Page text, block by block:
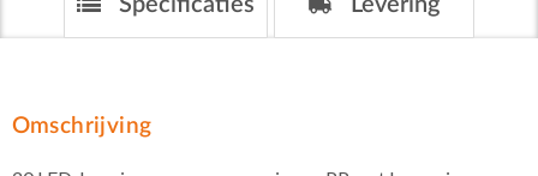
Specificaties Levering
Omschrijving